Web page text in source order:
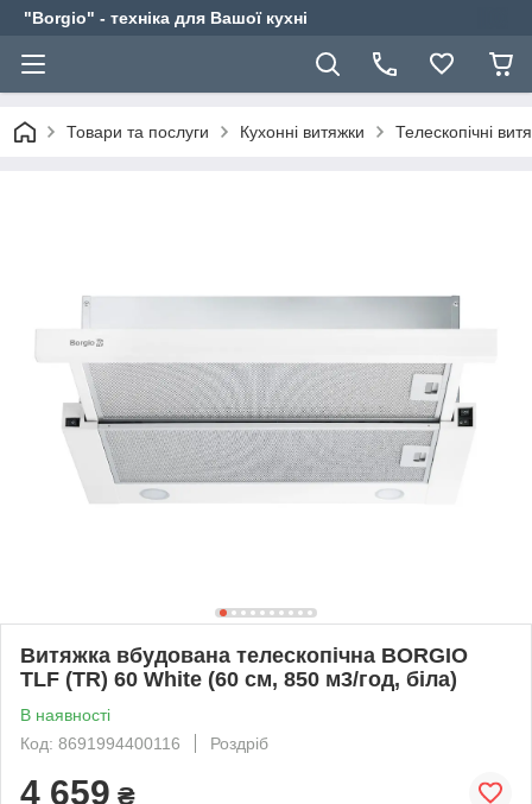
"Borgio" - техніка для Вашої кухні
Товари та послуги Кухонні витяжки Телескопічні
Витяжка вбудована телескопічна BORGIO
TLF (TR) 60 White (60 см, 850 м3/год, біла)
В наявності
Код: 8691994400116
Роздріб
4 659 ₴